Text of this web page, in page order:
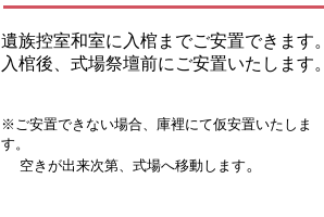
遺族控室和室に入棺までご安置できます。
入棺後、式場祭壇前にご安置いたします。
※ご安置できない場合、庫裡にて仮安置いたしま
す。
空きが出来次第、式場へ移動します 。